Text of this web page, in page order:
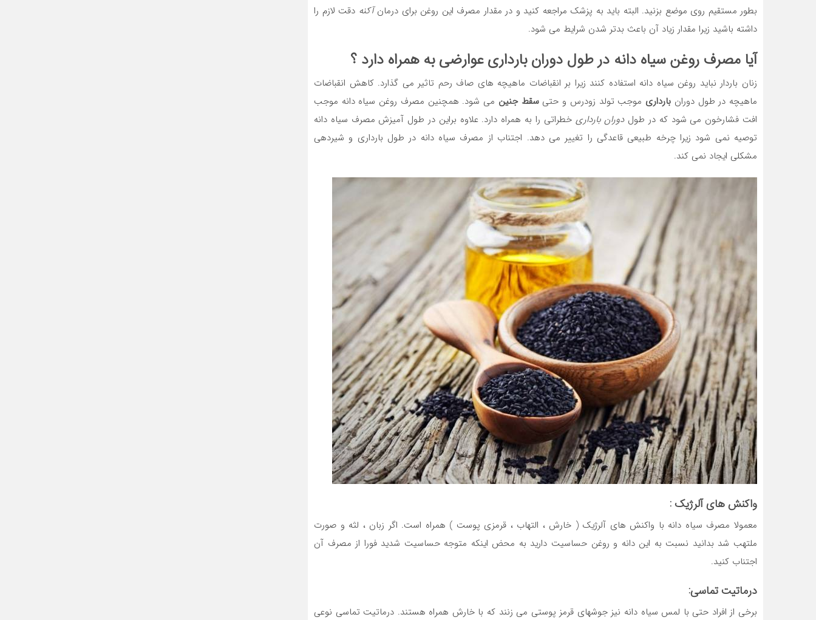
بطور مستقیم روی موضع بزنید. البته باید به پزشک مراجعه کنید و در مقدار مصرف این روغن برای درمانآکنه دقت لازم را
داشته باشید زیرا مقدار زیاد آن باعث بدتر شدن شرایط می شود.
آیا مصرف روغن سیاه دانه در طول دوران بارداریعوارضی به همراه دارد ؟
زنان باردار نباید روغن سیاه دانه استفاده کنند زیرا بر انقباضات ماهیچه های صاف رحم تاثیر می گذارد. کاهش انقباضات
ماهیچه در طول دوران بارداری موجب تولد زودرس و حتیسقط جنین می شود. همچنین مصرف روغن سیاه دانه موجب
افت فشارخون می شود که در طولدوران بارداری خطراتی را به همراه دارد. علاوه براین در طول آمیزش مصرف سیاه دانه
توصیه نمی شود زیرا چرخه طبیعی قاعدگی را تغییر می دهد. اجتناب از مصرف سیاه دانه در طول بارداری و شیردهی
مشکلی ایجاد نمی کند.
واکنش های آلرژیک :
معمولا مصرف سیاه دانه با واکنش های آلرژیک ( خارش ، التهاب ، قرمزی پوست ) همراه است. اگر زبان ، لثه و صورت
ملتهب شد بدانید نسبت به این دانه و روغن حساسیت دارید به محض اینکه متوجه حساسیت شدید فورا از مصرف آن
اجتناب کنید.
درماتیت تماسی:
برخی از افراد حتی با لمس سیاه دانه نیز جوشهای قرمز پوستی می زنند که با خارش همراه هستند. درماتیت تماسی نوعی